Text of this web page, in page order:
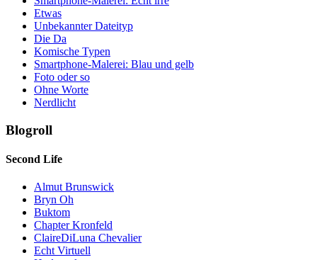
Etwas
Unbekannter Dateityp
Die Da
Komische Typen
Smartphone-Malerei: Blau und gelb
Foto oder so
Ohne Worte
Nerdlicht
Blogroll
Second Life
Almut Brunswick
Bryn Oh
Buktom
Chapter Kronfeld
ClaireDiLuna Chevalier
Echt Virtuell